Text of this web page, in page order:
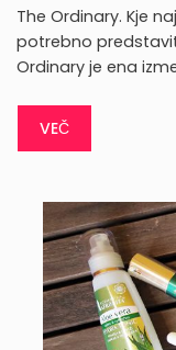
The Ordinary. Kje
potrebno
Ordinary je ena
VEČ